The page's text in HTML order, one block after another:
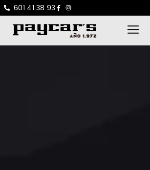
601 41 38 93